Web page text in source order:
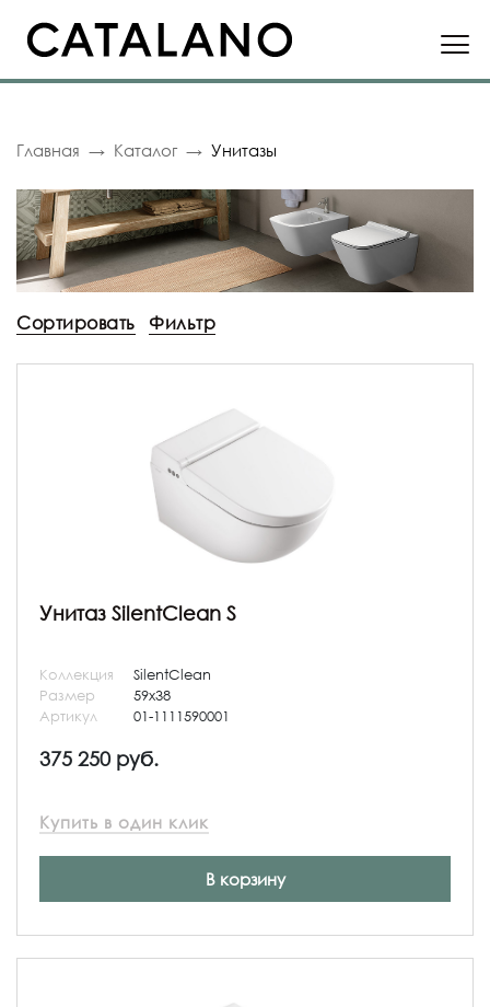
Главная Каталог Унитазы
Сортировать Фильтр
Унитаз SilentClean S
Коллекция
SilentClean
Размер
59x38
Артикул
01-1111590001
375 250 руб.
Купить в один клик
В корзину